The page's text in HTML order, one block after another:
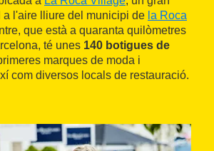
a l'aire lliure del municipi de la Roca
que està a quaranta quilòmetres
té unes 140 botigues de
marques de moda i
com diversos locals de restauració.